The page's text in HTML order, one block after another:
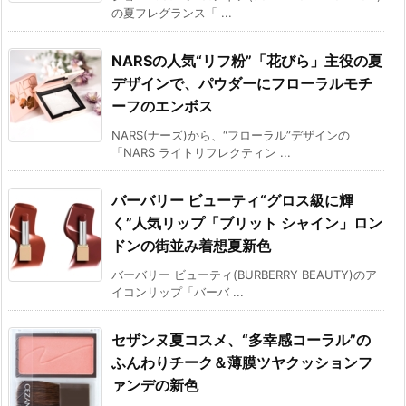
の夏フレグランス「 ...
NARSの人気“リフ粉”「花びら」主役の夏
デザインで、パウダーにフローラルモチ
ーフのエンボス
NARS(ナーズ)から、“フローラル”デザインの
「NARS ライトリフレクティン ...
バーバリー ビューティ“グロス級に輝
く”人気リップ「ブリット シャイン」ロン
ドンの街並み着想夏新色
バーバリー ビューティ(BURBERRY BEAUTY)のア
イコンリップ「バーバ ...
セザンヌ夏コスメ、“多幸感コーラル”の
ふんわりチーク＆薄膜ツヤクッションフ
ァンデの新色